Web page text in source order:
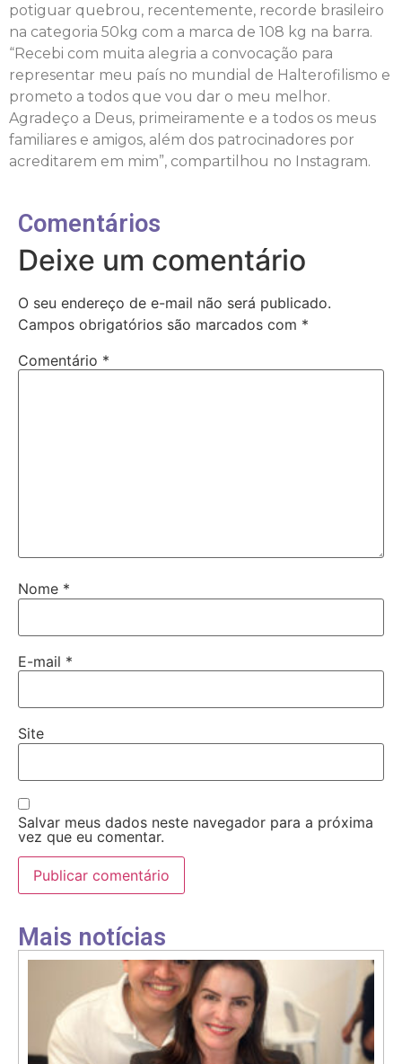
potiguar quebrou, recentemente, recorde brasileiro
na categoria 50kg com a marca de 108 kg na barra.
“Recebi com muita alegria a convocação para
representar meu país no mundial de Halterofilismo e
prometo a todos que vou dar o meu melhor.
Agradeço a Deus, primeiramente e a todos os meus
familiares e amigos, além dos patrocinadores por
acreditarem em mim”, compartilhou no Instagram.
Comentários
Deixe um comentário
O seu endereço de e-mail não será publicado.
Campos obrigatórios são marcados com *
Comentário *
Nome *
E-mail *
Site
Salvar meus dados neste navegador para a próxima
vez que eu comentar.
Mais notícias